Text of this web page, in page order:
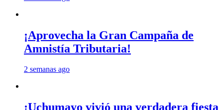
¡Aprovecha la Gran Campaña de
Amnistía Tributaria!
2 semanas ago
¡Uchumayo vivió una verdadera fiesta